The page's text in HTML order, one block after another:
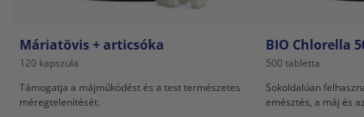
Máriatövis + articsóka
120 kapszula
Támogatja a májműködést és a test természetes
méregtelenítését.
BIO Chlorella
500 tabletta
Sokoldalúan
emésztés, a máj és